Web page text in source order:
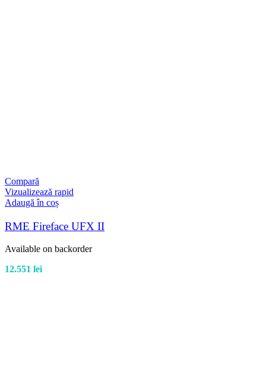
Compară
Vizualizează rapid
Adaugă în coș
RME Fireface UFX II
Available on backorder
12.551 lei